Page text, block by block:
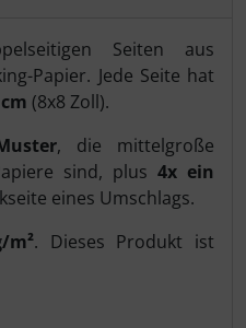
Seiten aus
Papier. Jede Seite hat
(8x8 Zoll).
, die mittelgroße
sind, plus 4x ein
eines Umschlags.
m². Dieses Produkt ist